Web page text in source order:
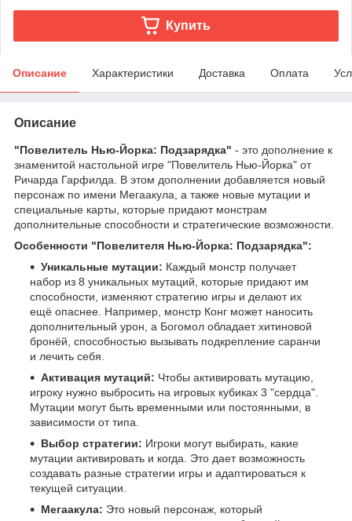
Купить
Описание Характеристики Доставка Оплата
Описание
"Повелитель Нью-Йорка: Подзарядка" - это дополнение к
знаменитой настольной игре "Повелитель Нью-Йорка" от
Ричарда Гарфилда. В этом дополнении добавляется новый
персонаж по имени Мегаакула, а также новые мутации и
специальные карты, которые придают монстрам
дополнительные способности и стратегические возможности.
Особенности "Повелителя Нью-Йорка: Подзарядка":
Уникальные мутации: Каждый монстр получает
набор из 8 уникальных мутаций, которые придают им
способности, изменяют стратегию игры и делают их
ещё опаснее. Например, монстр Конг может наносить
дополнительный урон, а Богомол обладает хитиновой
бронёй, способностью вызывать подкрепление саранчи
и лечить себя.
Активация мутаций: Чтобы активировать мутацию,
игроку нужно выбросить на игровых кубиках 3 "сердца".
Мутации могут быть временными или постоянными, в
зависимости от типа.
Выбор стратегии: Игроки могут выбирать, какие
мутации активировать и когда. Это дает возможность
создавать разные стратегии игры и адаптироваться к
текущей ситуации.
Мегаакула: Это новый персонаж, который